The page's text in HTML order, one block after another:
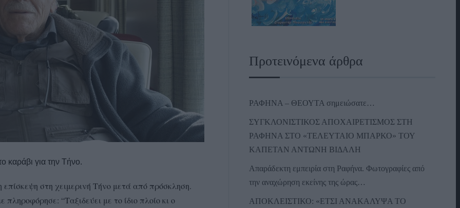
καράβι για την Τήνο.
στη χειμερινή Τήνο μετά από πρόσκληση.
“Ταξιδεύει με το ίδιο πλοίο κι ο
Προτεινόμενα άρθρα
ΡΑΦΗΝΑ – ΘΕΟΥΤΑ σημειώσατε…
ΣΥΓΚΛΟΝΙΣΤΙΚΟΣ ΑΠΟΧΑΙΡΕΤΙΣΜΟΣ ΣΤΗ
ΡΑΦΗΝΑ ΣΤΟ «ΤΕΛΕΥΤΑΙΟ ΜΠΑΡΚΟ» ΤΟΥ
ΚΑΠΕΤΑΝ ΑΝΤΩΝΗ ΒΙΔΑΛΗ
Απαράδεκτη εμπειρία στη Ραφήνα. Φωτογραφίες από
την αναχώρηση εκείνης της ώρας…
ΑΠΟΚΛΕΙΣΤΙΚΟ: «ΕΤΣΙ ΑΝΑΚΑΛΥΨΑ ΤΟ